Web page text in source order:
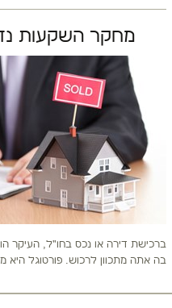
מחקר השקעות
ברכישת דירה או נכס בחו"ל, העיקר
בה אתה מתכוון לרכוש. פורטוגל היא